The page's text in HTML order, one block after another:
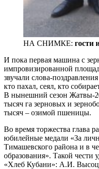
НА СНИМКЕ: гости
И пока первая машина с
импровизированной
звучали слова-
кто пахал, сеял, кто
В нынешний сезон Жатвы-
тысяч га зерновых и
тысяч – озимой пшеницы.
Во время торжества глава
юбилейные медали «За
Тимашевского района и в
образования». Такой чести
«Хлеб Кубани»: А.И.